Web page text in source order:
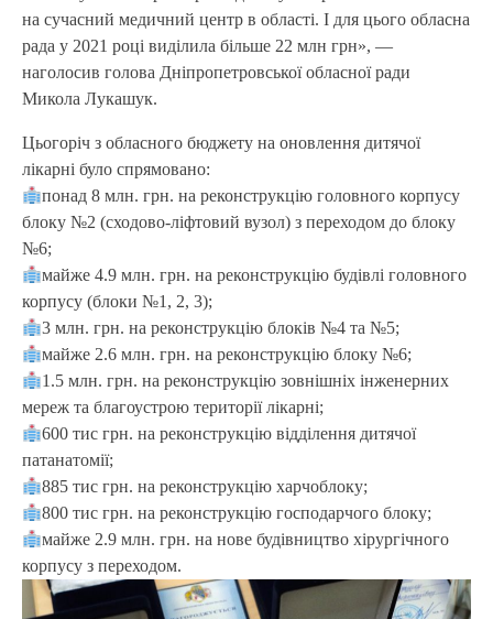
на сучасний медичний центр в області. І для цього обласна
рада у 2021 році виділила більше 22 млн грн», —
наголосив голова Дніпропетровської обласної ради
Микола Лукашук.
Цьогоріч з обласного бюджету на оновлення дитячої
лікарні було спрямовано:
понад 8 млн. грн. на реконструкцію головного корпусу
блоку №2 (сходово-ліфтовий вузол) з переходом до блоку
№6;
майже 4.9 млн. грн. на реконструкцію будівлі головного
корпусу (блоки №1, 2, 3);
3 млн. грн. на реконструкцію блоків №4 та №5;
майже 2.6 млн. грн. на реконструкцію блоку №6;
1.5 млн. грн. на реконструкцію зовнішніх інженерних
мереж та благоустрою території лікарні;
600 тис грн. на реконструкцію відділення дитячої
патанатомії;
885 тис грн. на реконструкцію харчоблоку;
800 тис грн. на реконструкцію господарчого блоку;
майже 2.9 млн. грн. на нове будівництво хірургічного
корпусу з переходом.